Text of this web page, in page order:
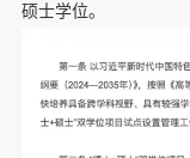
硕士学位。